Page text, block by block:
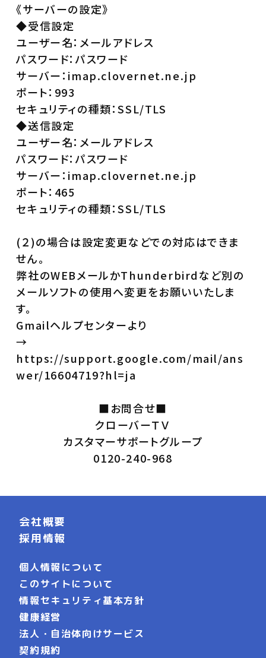
《サーバーの設定》
◆受信設定
ユーザー名：メールアドレス
パスワード：パスワード
サーバー：imap.clovernet.ne.jp
ポート：993
セキュリティの種類：SSL/TLS
◆送信設定
ユーザー名：メールアドレス
パスワード：パスワード
サーバー：imap.clovernet.ne.jp
ポート：465
セキュリティの種類：SSL/TLS
(２)の場合は設定変更などでの対応はできま
せん。
弊社のWEBメールかThunderbirdなど別の
メールソフトの使用へ変更をお願いいたしま
す。
Gmailヘルプセンターより
→
https://support.google.com/mail/ans
wer/16604719?hl=ja
■お問合せ■
クローバーＴＶ
カスタマーサポートグループ
0120-240-968
会社概要
採用情報
個人情報について
このサイトについて
情報セキュリティ基本方針
健康経営
法人・自治体向けサービス
契約規約